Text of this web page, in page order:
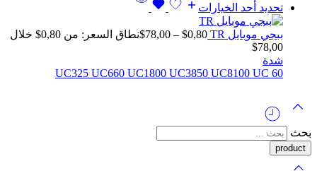
تحديد أحد الخيارات
ببجي موبايل TR $0,80
–
$78,00
نطاق السعر: من ⁦$0,80⁩ خلال
شدة
60 UC
325 UC660 UC1800 UC3850 UC8100 UC
بحث